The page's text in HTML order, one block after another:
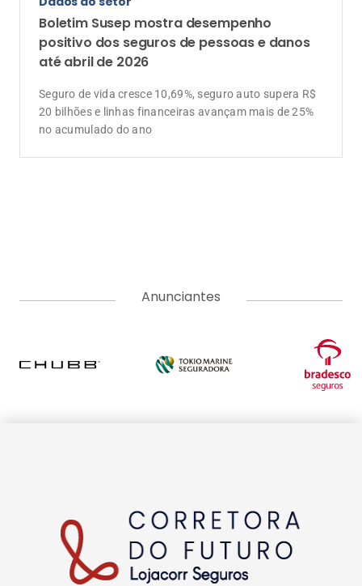
Boletim Susep mostra desempenho
positivo dos seguros de pessoas e danos
até abril de 2026
Seguro de vida cresce 10,69%, seguro auto supera R$
20 bilhões e linhas financeiras avançam mais de 25%
no acumulado do ano
Anunciantes